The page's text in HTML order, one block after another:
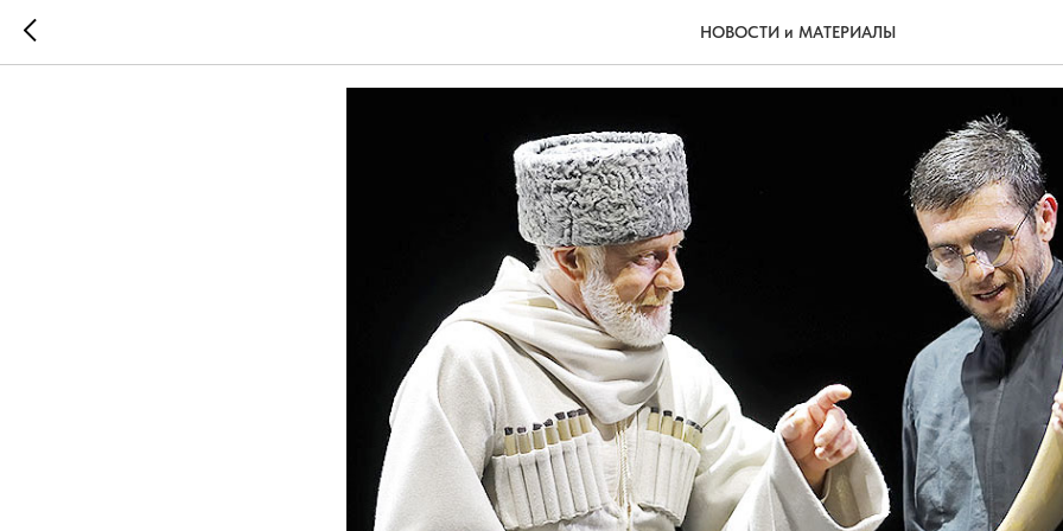
НОВОСТИ и МАТЕРИАЛЫ
…И подарит нам счастливые